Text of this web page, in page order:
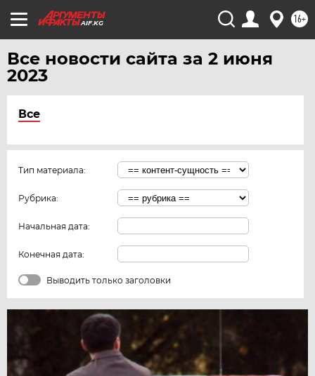
AIF.KG 16+
Все новости сайта за 2 июня
2023
Все
Тип материала:
Рубрика:
Начальная дата:
Конечная дата:
Выводить только заголовки